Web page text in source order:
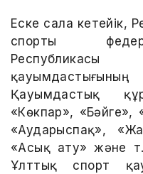
Еске сала кетейік,
спорты
Қауымдастық
«Көкпар», «Бәйге»,
«Аударыспақ»,
«Асық ату» және
Ұлттық спорт